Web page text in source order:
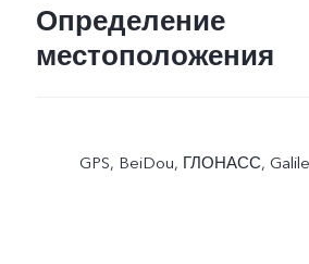
Определение
местоположения
GPS, BeiDou, ГЛОНАСС,